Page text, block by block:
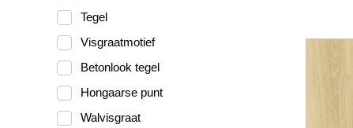
Tegel
Visgraatmotief
Betonlook tegel
Hongaarse punt
Walvisgraat